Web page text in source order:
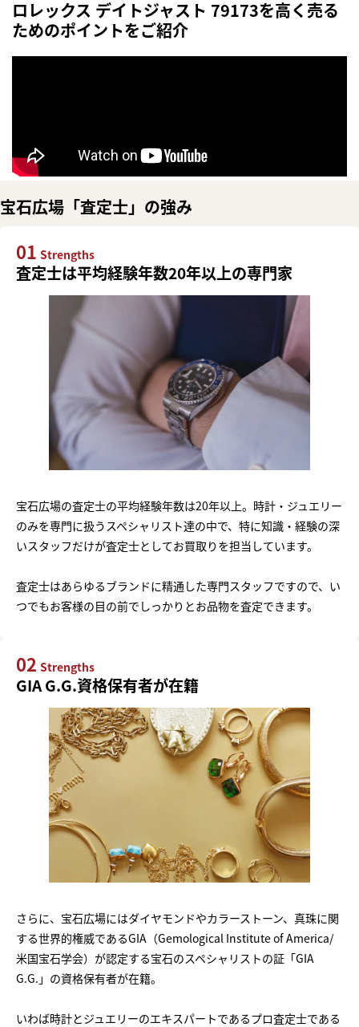
ロレックス デイトジャスト 79173を高く売る
ためのポイントをご紹介
宝石広場「査定士」の強み
01 Strengths
査定士は平均経験年数20年以上の専門家
宝石広場の査定士の平均経験年数は20年以上。時計・ジュエリー
のみを専門に扱うスペシャリスト達の中で、特に知識・経験の深
いスタッフだけが査定士としてお買取りを担当しています。
査定士はあらゆるブランドに精通した専門スタッフですので、い
つでもお客様の目の前でしっかりとお品物を査定できます。
02 Strengths
GIA G.G.資格保有者が在籍
さらに、宝石広場にはダイヤモンドやカラーストーン、真珠に関
する世界的権威であるGIA（Gemological Institute of America/
米国宝石学会）が認定する宝石のスペシャリストの証「GIA
G.G.」の資格保有者が在籍。
いわば時計とジュエリーのエキスパートであるプロ査定士である